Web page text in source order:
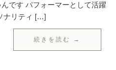
です パフォーマーとして活躍
ナリティ […]
続きを読む →